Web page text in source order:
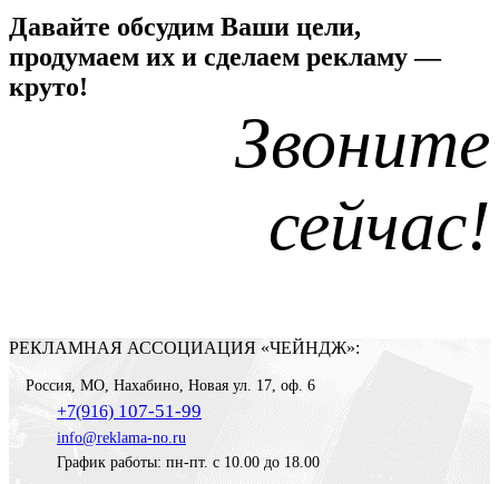
Давайте обсудим Ваши цели,
продумаем их и сделаем рекламу —
круто!
Звоните
сейчас!
РЕКЛАМНАЯ АССОЦИАЦИЯ «ЧЕЙНДЖ»:
Россия, МО, Нахабино Новая ул. 17, оф. 6
+7(916) 107-51-99
info@reklama-no.ru
График работы: пн-пт. с 10.00 до 18.00